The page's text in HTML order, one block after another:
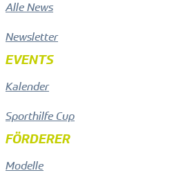
Alle News
Newsletter
EVENTS
Kalender
Sporthilfe Cup
FÖRDERER
Modelle